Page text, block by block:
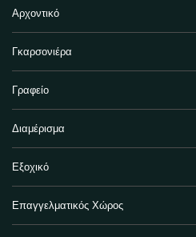
Αρχοντικό
Γκαρσονιέρα
Γραφείο
Διαμέρισμα
Εξοχικό
Επαγγελματικός Χώρος